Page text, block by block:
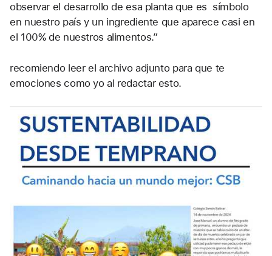
observar el desarrollo de esa planta que es  símbolo
en nuestro país y un ingrediente que aparece casi en
el 100% de nuestros alimentos.”
recomiendo leer el archivo adjunto para que te
emociones como yo al redactar esto.